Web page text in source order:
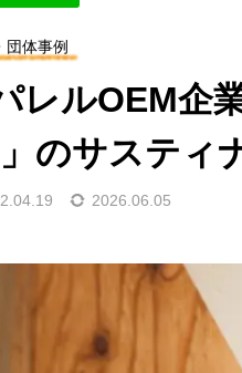
団体事例
レルOEM企
のサスティ
2026.06.05